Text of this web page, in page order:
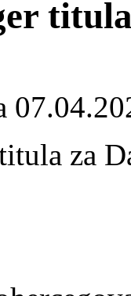
za